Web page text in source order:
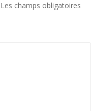
Les champs obligatoires